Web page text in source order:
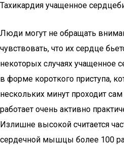
Тахикардия учащенное
Люди могут не обращать
чувствовать, что их сердце
некоторых случаях учащенное
в форме короткого приступа,
нескольких минут проходит
работает очень активно
Излишне высокой считается
сердечной мышцы более 100